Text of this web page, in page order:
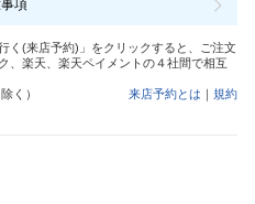
項
く(来店予約)」をクリックすると、ご注文
、楽天、楽天ペイメントの４社間で相互
く）
来店予約とは ｜ 規約